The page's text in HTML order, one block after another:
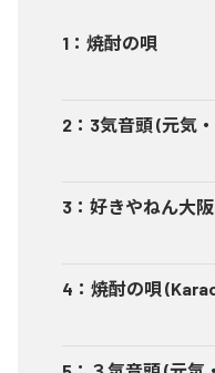
1 ： 焼酎の唄
2 ： 3気音頭 (元気
3 ： 好きやねん大阪
4 ： 焼酎の唄